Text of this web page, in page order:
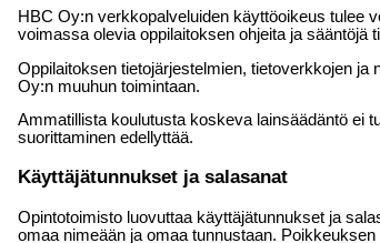
HBC Oy:n verkkopalveluiden käyttöoikeus tulee
voimassa olevia oppilaitoksen ohjeita ja sääntöjä
Oppilaitoksen tietojärjestelmien, tietoverkkojen
Oy:n muuhun toimintaan.
Ammatillista koulutusta koskeva lainsäädäntö ei
suorittaminen edellyttää.
Käyttäjätunnukset ja salasanat
Opintotoimisto luovuttaa käyttäjätunnukset ja
omaa nimeään ja omaa tunnustaan.